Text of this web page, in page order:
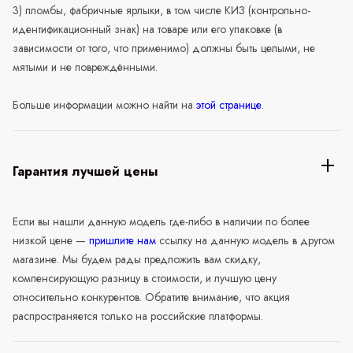
3) пломбы, фабричные ярлыки, в том числе КИЗ (контрольно-
идентификационный знак) на товаре или его упаковке (в
зависимости от того, что применимо) должны быть целыми, не
мятыми и не повреждёнными.
Больше информации можно найти на этой странице.
Гарантия лучшей цены
Если вы нашли данную модель где-либо в наличии по более
низкой цене — пришлите нам ссылку на данную модель в другом
магазине. Мы будем рады предложить вам скидку,
компенсирующую разницу в стоимости, и лучшую цену
относительно конкурентов. Обратите внимание, что акция
распространяется только на российские платформы.